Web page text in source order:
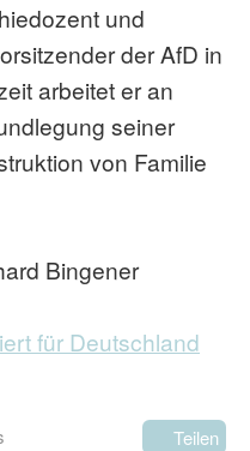
und
der AfD in
arbeitet er an
seiner
von Familie
Bingener
Teilen